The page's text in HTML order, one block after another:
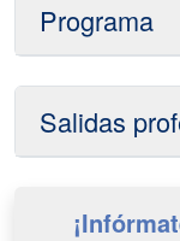
Programa
Salidas